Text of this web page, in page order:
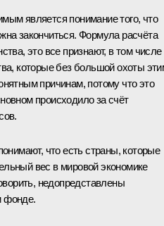
является понимание того, что
закончиться. Формула расчёта
это все признают, в том числе
которые без большой охоты
причинам, потому что это
происходило за счёт
что есть страны, которые
вес в мировой экономике
недопредставлены
фонде.